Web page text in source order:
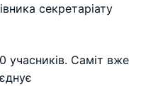
секретаріату
учасників. Саміт вже